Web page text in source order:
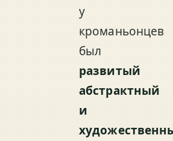
у
кроманьонцев
был
развитый
абстрактный
и